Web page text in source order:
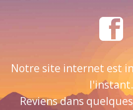
Notre site internet est
l'instant.
Reviens dans